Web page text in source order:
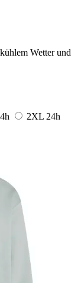
Wetter und
2XL 24h